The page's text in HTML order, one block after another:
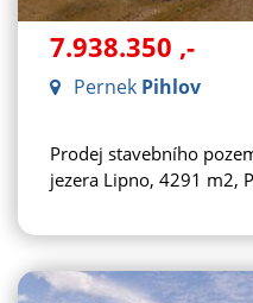
7.938.350 ,-
Pernek Pihlov
Prodej stavebního
jezera Lipno, 4291 m2,